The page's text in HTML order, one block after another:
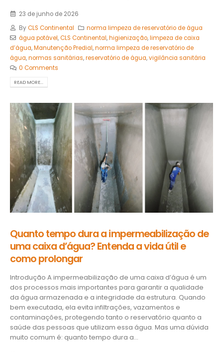
23 de junho de 2026
ByCLS Continental
norma limpeza de reservatório de água
água potável,CLS Continental,higienização,limpeza de caixa
d’água,Manutenção Predial,norma limpeza de reservatório de
água,normas sanitárias,reservatório de água,vigilância sanitária
0 Comments
READ MORE...
Quanto tempo dura a impermeabilização de
uma caixa d’água? Entenda a vida útil e
como prolongar
Introdução A impermeabilização de uma caixa d’água é um
dos processos mais importantes para garantir a qualidade
da água armazenada e a integridade da estrutura. Quando
bem executada, ela evita infiltrações, vazamentos e
contaminações, protegendo tanto o reservatório quanto a
saúde das pessoas que utilizam essa água. Mas uma dúvida
muito comum é: quanto tempo dura a...